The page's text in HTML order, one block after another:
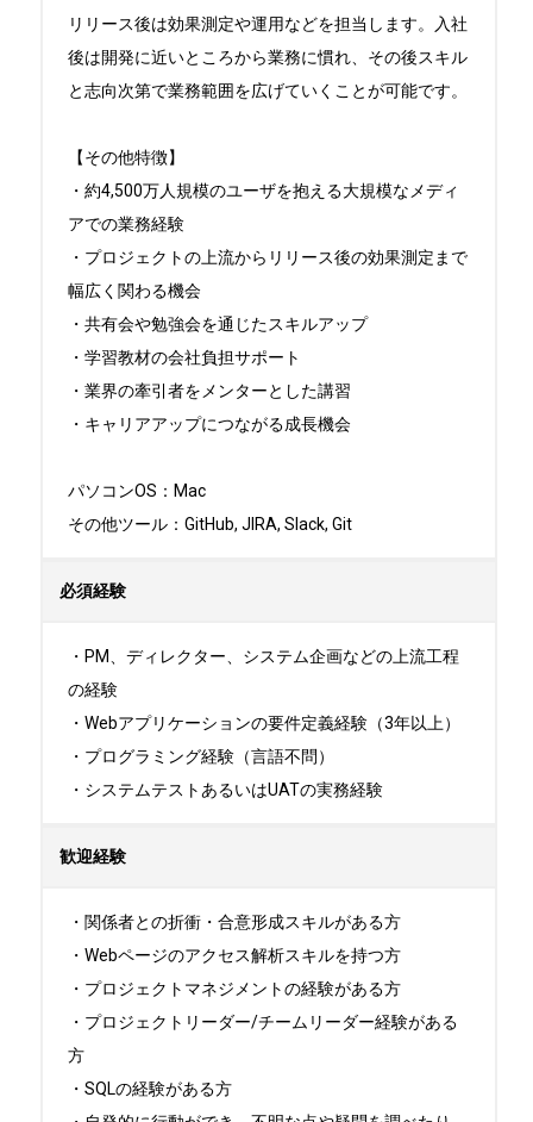
リリース後は効果測定や運用などを担当します。入社
後は開発に近いところから業務に慣れ、その後スキル
と志向次第で業務範囲を広げていくことが可能です。
【その他特徴】
・約4,500万人規模のユーザを抱える大規模なメディ
アでの業務経験
・プロジェクトの上流からリリース後の効果測定まで
幅広く関わる機会
・共有会や勉強会を通じたスキルアップ
・学習教材の会社負担サポート
・業界の牽引者をメンターとした講習
・キャリアアップにつながる成長機会
パソコンOS：Mac
その他ツール：GitHub, JIRA, Slack, Git
必須経験
・PM、ディレクター、システム企画などの上流工程
の経験
・Webアプリケーションの要件定義経験（3年以上）
・プログラミング経験（言語不問）
・システムテストあるいはUATの実務経験
歓迎経験
・関係者との折衝・合意形成スキルがある方
・Webページのアクセス解析スキルを持つ方
・プロジェクトマネジメントの経験がある方
・プロジェクトリーダー/チームリーダー経験がある
方
・SQLの経験がある方